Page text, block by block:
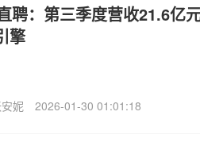
聘：第三季度营收21.6亿
擎
妮 2026-01-30 01:01:18